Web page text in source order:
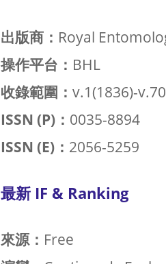
出版商： Royal
操作平台： BHL
收錄範圍： v.1(1836)-
ISSN (P)： 0035-8894
ISSN (E)： 2056-5259
最新 IF & Ranking
來源： Free